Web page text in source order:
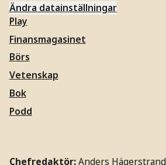
Ändra datainställningar
Play
Finansmagasinet
Börs
Vetenskap
Bok
Podd
Chefredaktör:Anders Hägerstrand